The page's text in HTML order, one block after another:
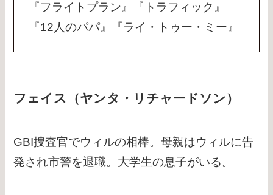
『フライトプラン』『トラフィック』
『12人のパパ』『ライ・トゥー・ミー』
フェイス（ヤンタ・リチャードソン）
GBI捜査官でウィルの相棒。母親はウィルに告
発され市警を退職。大学生の息子がいる。